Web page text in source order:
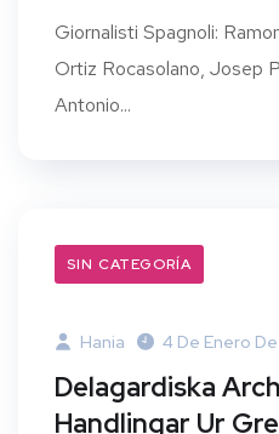
Giornalisti Spagnoli:
Ortiz Rocasolano, Josep
Antonio...
SIN CATEGORÍA
Hania 4 De Enero
Delagardiska
Handlingar Ur